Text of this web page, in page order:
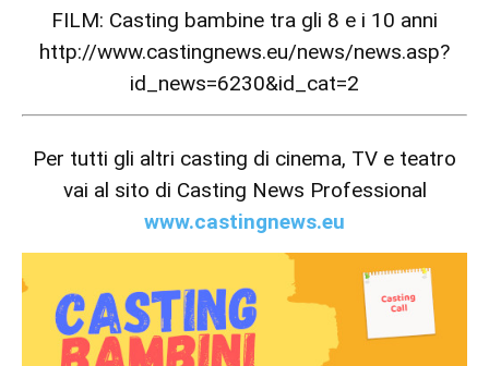
FILM: Casting bambine tra gli 8 e i 10 anni
http://www.castingnews.eu/news/news.asp?
id_news=6230&id_cat=2
Per tutti gli altri casting di cinema, TV e teatro
vai al sito di Casting News Professional
www.castingnews.eu